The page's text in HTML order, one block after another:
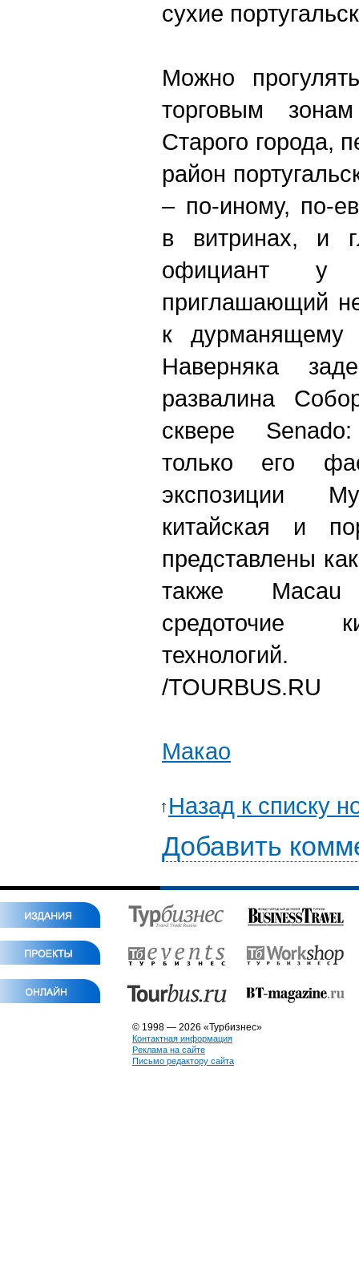
сухие
Можно
торговым
Старого города,
район
– по-иному, по-
в витринах, и
официант у
приглашающий
к дурманящему
Наверняка
развалина
сквере
только его
экспозиции
китайская и
представлены
также
средоточие
технологий.
/TOURBUS.RU
Макао
Назад к списку
Добавить
© 1998 — 2026 «Турбизнес»
Контактная информация
Реклама на сайте
Письмо редактору сайта